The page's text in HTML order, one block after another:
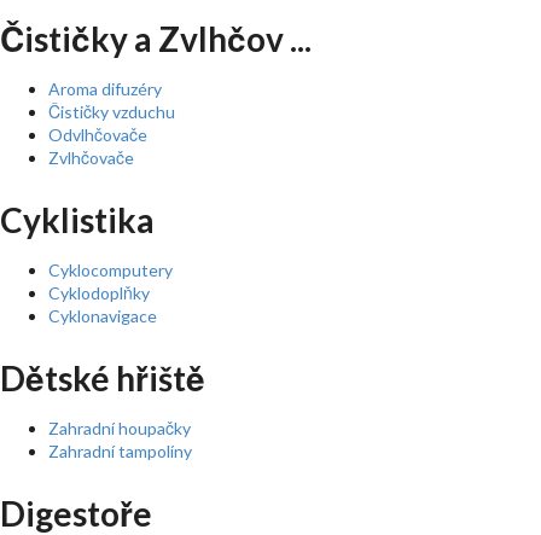
Čističky a Zvlhčov ...
Aroma difuzéry
Čističky vzduchu
Odvlhčovače
Zvlhčovače
Cyklistika
Cyklocomputery
Cyklodoplňky
Cyklonavigace
Dětské hřiště
Zahradní houpačky
Zahradní tampolíny
Digestoře